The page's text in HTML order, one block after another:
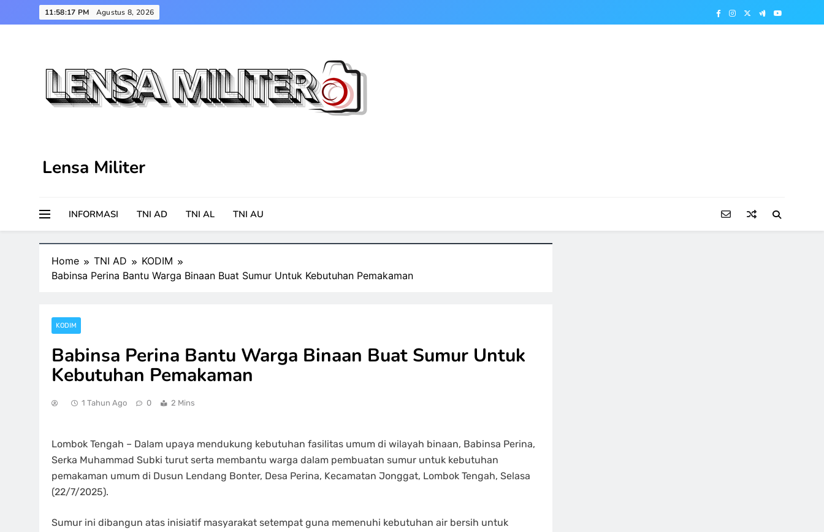
to
11:58:18 PM Agustus 8, 2026
Lensa Militer
INFORMASI TNI AD TNI AL TNI AU
Home TNI AD
KODIM
Babinsa Perina Bantu Warga Binaan Buat Sumur Untuk Kebutuhan Pemakaman
KODIM
Babinsa Perina Bantu Warga Binaan Buat Sumur Untuk
Kebutuhan Pemakaman
1 Tahun Ago 0 2 Mins
Lombok Tengah – Dalam upaya mendukung kebutuhan fasilitas umum di wilayah binaan, Babinsa Perina,
Serka Muhammad Subki turut serta membantu warga dalam pembuatan sumur untuk kebutuhan
pemakaman umum di Dusun Lendang Bonter, Desa Perina, Kecamatan Jonggat, Lombok Tengah, Selasa
(22/7/2025).
Sumur ini dibangun atas inisiatif masyarakat setempat guna memenuhi kebutuhan air bersih untuk